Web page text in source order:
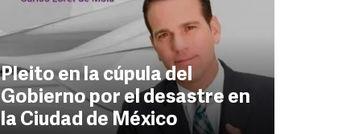
Pleito en la cúpula del
Gobierno por el desastre en
la Ciudad de México